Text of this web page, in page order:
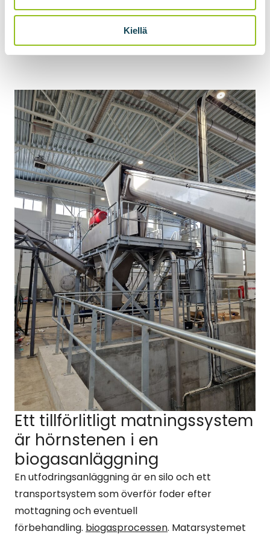
Kiellä
Begär en offert
Ett tillförlitligt matningssystem
är hörnstenen i en
biogasanläggning
En utfodringsanläggning är en silo och ett
transportsystem som överför foder efter
mottagning och eventuell
förbehandling. biogasprocessen. Matarsystemet